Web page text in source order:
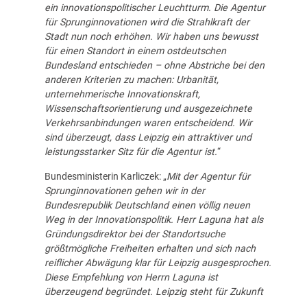
ein innovationspolitischer Leuchtturm. Die Agentur
für Sprunginnovationen wird die Strahlkraft der
Stadt nun noch erhöhen. Wir haben uns bewusst
für einen Standort in einem ostdeutschen
Bundesland entschieden – ohne Abstriche bei den
anderen Kriterien zu machen: Urbanität,
unternehmerische Innovationskraft,
Wissenschaftsorientierung und ausgezeichnete
Verkehrsanbindungen waren entscheidend. Wir
sind überzeugt, dass Leipzig ein attraktiver und
leistungsstarker Sitz für die Agentur ist.“
Bundesministerin Karliczek: „Mit der Agentur für
Sprunginnovationen gehen wir in der
Bundesrepublik Deutschland einen völlig neuen
Weg in der Innovationspolitik. Herr Laguna hat als
Gründungsdirektor bei der Standortsuche
größtmögliche Freiheiten erhalten und sich nach
reiflicher Abwägung klar für Leipzig ausgesprochen.
Diese Empfehlung von Herrn Laguna ist
überzeugend begründet. Leipzig steht für Zukunft